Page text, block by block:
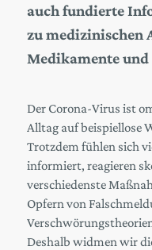
auch fundierte
zu medizinischen
Medikamente
Der Corona-Virus ist
Alltag auf beispiellose
Trotzdem fühlen sich
informiert, reagieren
verschiedenste
Opfern von
Deshalb widmen wir